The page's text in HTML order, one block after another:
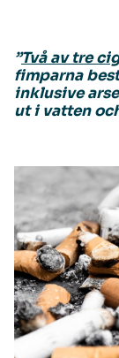
”Två av tre
fimparna
inklusive
ut i vatten